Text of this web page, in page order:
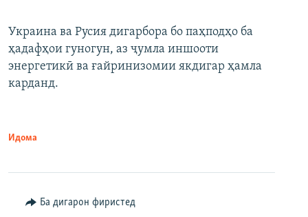
Украина ва Русия дигарбора бо паҳподҳо ба
ҳадафҳои гуногун, аз ҷумла иншооти
энергетикӣ ва ғайринизомии якдигар ҳамла
карданд.
Идома
Ба дигарон фиристед